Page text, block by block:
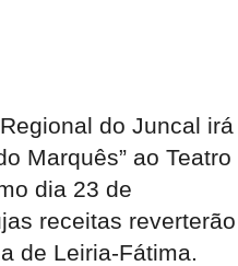
do Juncal irá
Marquês” ao Teatro
dia 23 de
receitas reverterão
de Leiria-Fátima.